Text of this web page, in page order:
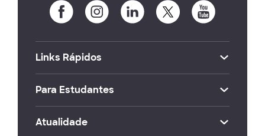
Links Rápidos
Para Estudantes
Atualidade